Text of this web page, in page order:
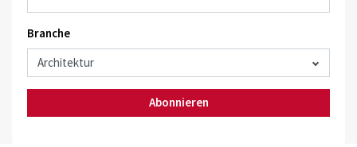
Branche
Abonnieren